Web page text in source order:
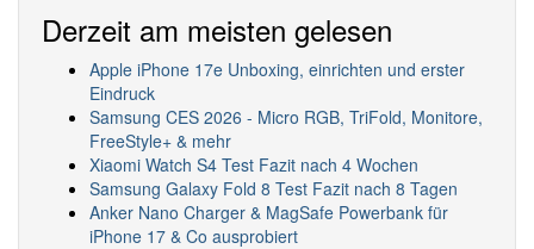
Derzeit am meisten gelesen
Apple iPhone 17e Unboxing, einrichten und erster
Eindruck
Samsung CES 2026 - Micro RGB, TriFold, Monitore,
FreeStyle+ & mehr
Xiaomi Watch S4 Test Fazit nach 4 Wochen
Samsung Galaxy Fold 8 Test Fazit nach 8 Tagen
Anker Nano Charger & MagSafe Powerbank für
iPhone 17 & Co ausprobiert